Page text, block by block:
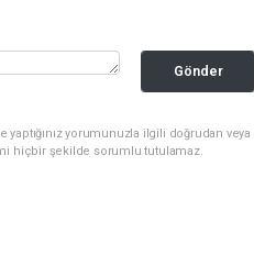
Gönder
yorumunuzla ilgili doğrudan veya
hiçbir şekilde sorumlu tutulamaz.